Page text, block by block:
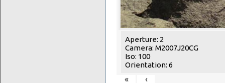
Aperture: 2
Camera: M2007J20CG
Iso: 100
Orientation: 6
«
‹